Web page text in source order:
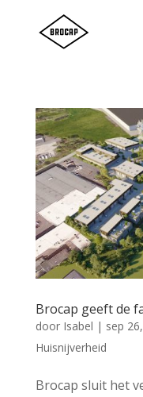
Brocap geeft de
door Isabel | sep
Huisnijverheid
Brocap sluit het